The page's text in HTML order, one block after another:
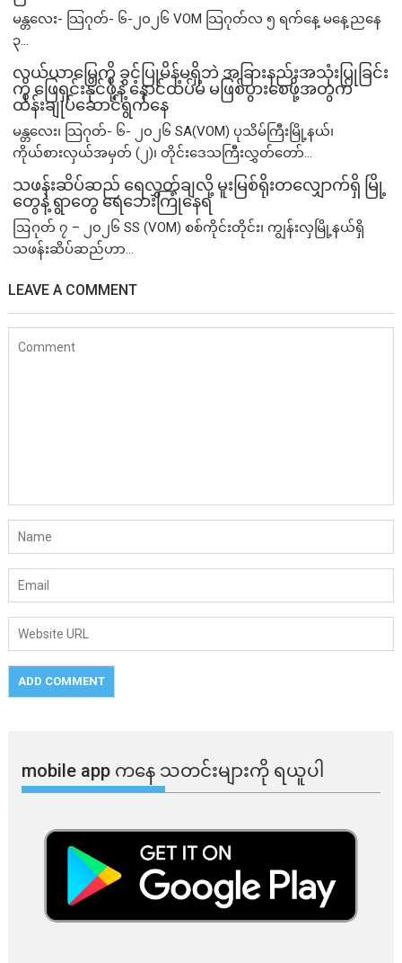
မန္တလေး- သြဂုတ်- ၆-၂၀၂၆ VOM သြဂုတ်လ ၅ ရက်နေ့ မနေ့ညနေ
၃...
လယ်ယာမြေကို ခွင့်ပြုမိန့်မရှိဘဲ အခြားနည်းအသုံးပြုခြင်း
ကို ဖြေရှင်းနိုင်ဖို့နဲ့ နောင်ထပ်မံ မဖြစ်ပွားစေဖို့အတွက်
ထိန်းချုပ်ဆောင်ရွက်နေ
မန္တလေး၊ သြဂုတ်- ၆- ၂၀၂၆ SA(VOM) ပုသိမ်ကြီးမြို့နယ်၊
ကိုယ်စားလှယ်အမှတ် (၂)၊ တိုင်းဒေသကြီးလွှတ်တော်...
သဖန်းဆိပ်ဆည် ရေလွှတ်ချလို့ မူးမြစ်ရိုးတလျှောက်ရှိ မြို့
တွေနဲ့ ရွာတွေ ရေဘေးကြုံနေရ
ဩဂုတ် ၇ – ၂၀၂၆ SS (VOM) စစ်ကိုင်းတိုင်း၊ ကျွန်းလှမြို့နယ်ရှိ
သဖန်းဆိပ်ဆည်ဟာ...
LEAVE A COMMENT
mobile app ​​ကနေ ​​သတင်းများကို ရယူပါ